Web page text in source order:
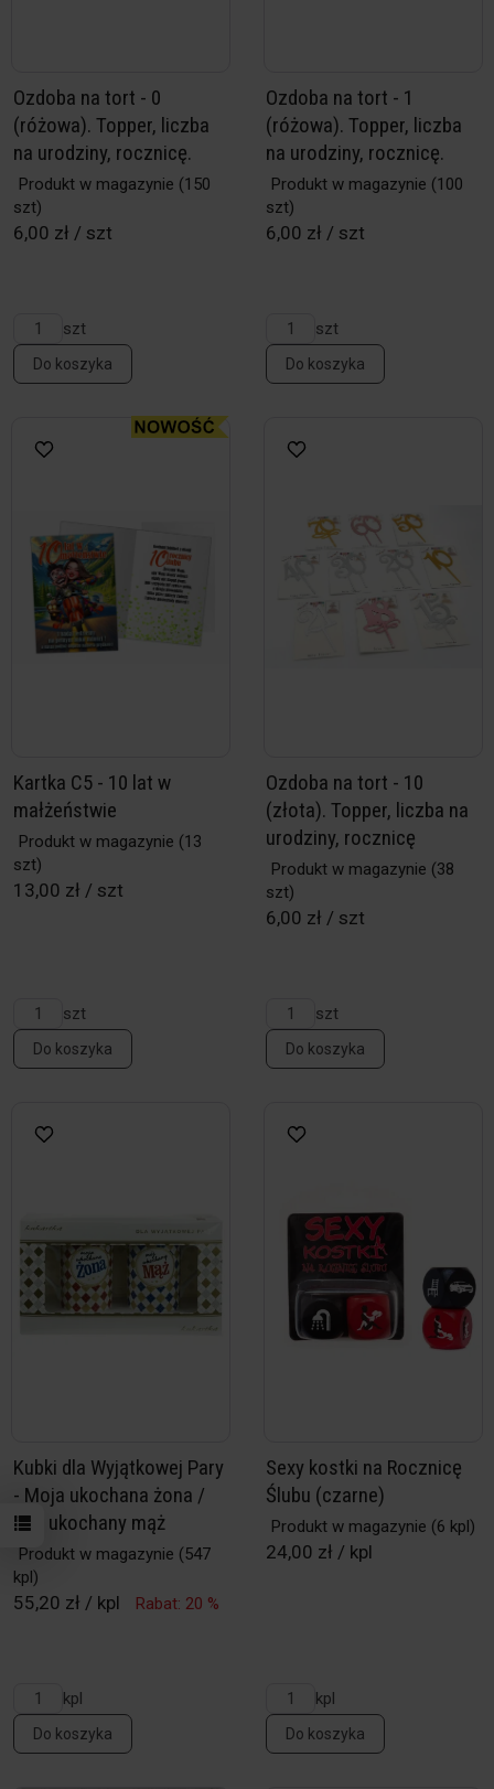
Ozdoba na tort - 0
(różowa). Topper, liczba
na urodziny, rocznicę.
Produkt w magazynie (150
szt)
6,00 zł / szt
szt
Do koszyka
Ozdoba na tort - 1
(różowa). Topper, liczba
na urodziny, rocznicę.
Produkt w magazynie (100
szt)
6,00 zł / szt
szt
Do koszyka
Kartka C5 - 10 lat w
małżeństwie
Produkt w magazynie (13
szt)
13,00 zł / szt
szt
Do koszyka
Ozdoba na tort - 10
(złota). Topper, liczba na
urodziny, rocznicę
Produkt w magazynie (38
szt)
6,00 zł / szt
szt
Do koszyka
Kubki dla Wyjątkowej Pary
- Moja ukochana żona /
Mój ukochany mąż
Produkt w magazynie (547
kpl)
55,20 zł / kpl Rabat: 20 %
kpl
Do koszyka
Sexy kostki na Rocznicę
Ślubu (czarne)
Produkt w magazynie (6 kpl)
24,00 zł / kpl
kpl
Do koszyka